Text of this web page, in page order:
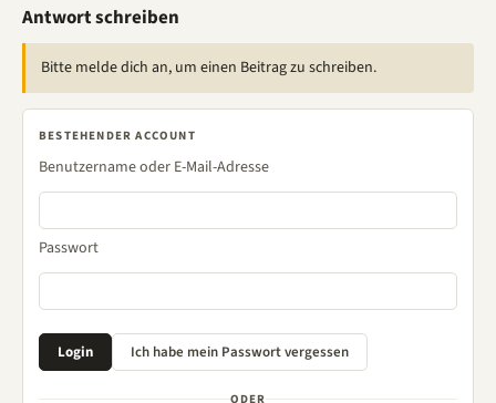
Antwort schreiben
Bitte melde dich an, um einen Beitrag zu schreiben.
BESTEHENDER ACCOUNT
Benutzername oder E-Mail-Adresse
Passwort
ODER